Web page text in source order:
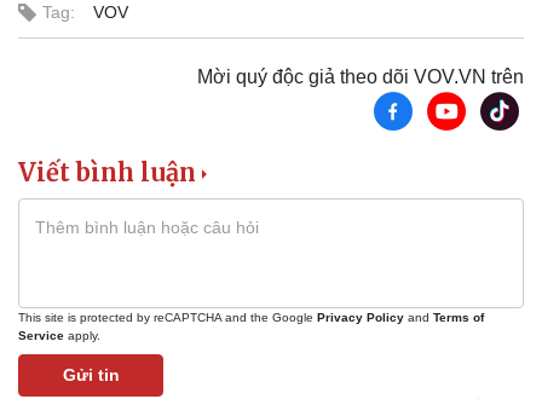
Doanh nghiệp
Thông tin doanh nghiệp
Công nghệ
Sành điệu
Tin Công nghệ
Trải nghiệm
Tag: VOV
Mời quý độc giả theo dõi VOV.VN trên
Viết bình luận
This site is protected by reCAPTCHA and the Google Privacy Policy and Terms of
Service apply.
Gửi tin